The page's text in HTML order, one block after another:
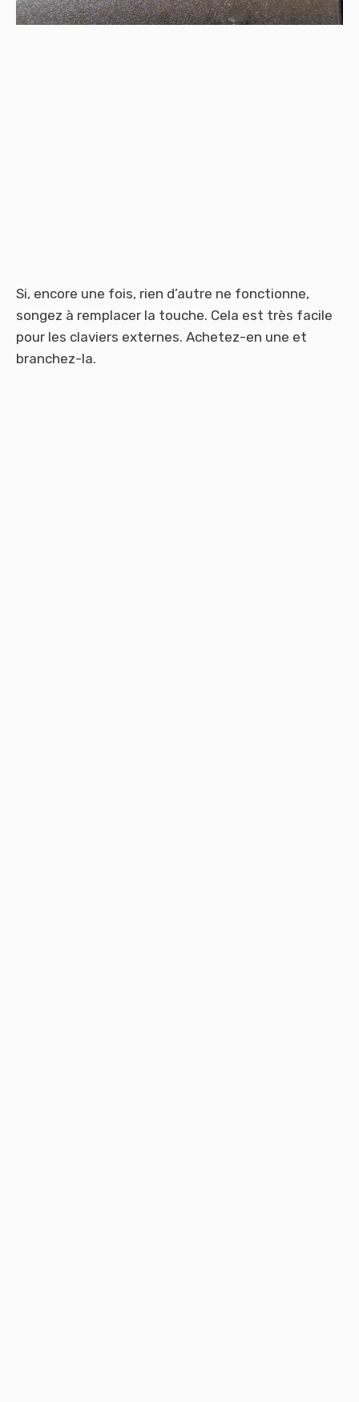
Si, encore une fois, rien d’autre ne fonctionne,
songez à remplacer la touche. Cela est très facile
pour les claviers externes. Achetez-en une et
branchez-la.